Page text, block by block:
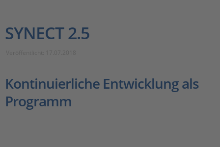
Unternehmen
Karriere
SYNECT 2.5
Kontinuierliche Entwicklung als
Programm